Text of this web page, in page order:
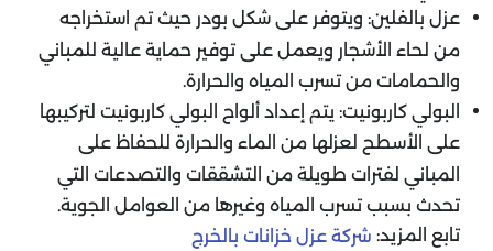
عزل بالفلين: ويتوفر على شكل بودر حيث تم استخراجه
من لحاء الأشجار ويعمل على توفير حماية عالية للمباني
والحمامات من تسرب المياه والحرارة.
البولي كاربونيت: يتم إعداد ألواح البولي كاربونيت لتركيبها
على الأسطح لعزلها من الماء والحرارة للحفاظ على
المباني لفترات طويلة من التشققات والتصدعات التي
تحدث بسبب تسرب المياه وغيرها من العوامل الجوية.
تابع المزيد: شركة عزل خزانات بالخرج